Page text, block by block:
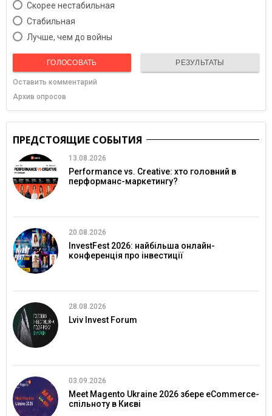
Скорее нестабильная
Cтабильная
Лучше, чем до войны
ГОЛОСОВАТЬ РЕЗУЛЬТАТЫ
Оставить комментарий
Архив опросов
ПРЕДСТОЯЩИЕ СОБЫТИЯ
13.08.2026
Performance vs. Creative: хто головний в
перформанс-маркетингу?
20.08.2026
InvestFest 2026: найбільша онлайн-
конференція про інвестиції
28.08.2026
Lviv Invest Forum
03.09.2026
Meet Magento Ukraine 2026 збере eCommerce-
спільноту в Києві